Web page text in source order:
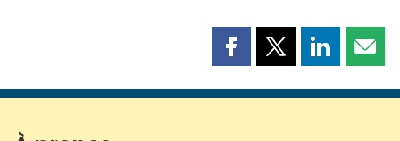
Partager
page
Partager
page
Partager
page page